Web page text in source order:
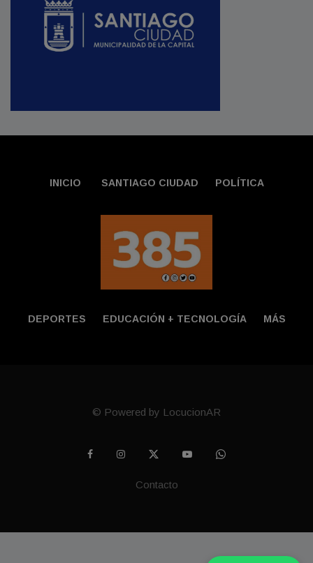
INICIO SANTIAGO CIUDAD POLÍTICA
DEPORTES EDUCACIÓN + TECNOLOGÍ­A MÁS
© Powered by LocucionAR
Contacto